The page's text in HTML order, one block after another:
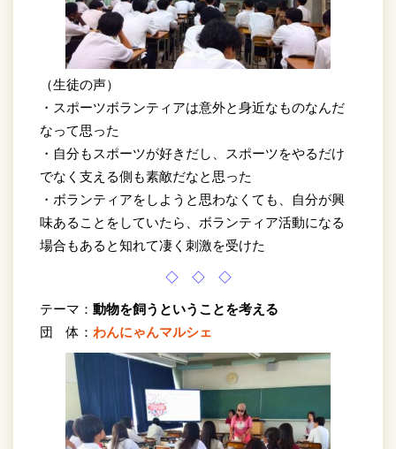
（生徒の声）
・スポーツボランティアは意外と身近なものなんだ
なって思った
・自分もスポーツが好きだし、スポーツをやるだけ
でなく支える側も素敵だなと思った
・ボランティアをしようと思わなくても、自分が興
味あることをしていたら、ボランティア活動になる
場合もあると知れて凄く刺激を受けた
◇ ◇ ◇
テーマ： 動物を飼うということを考える
団 体： わんにゃんマルシェ